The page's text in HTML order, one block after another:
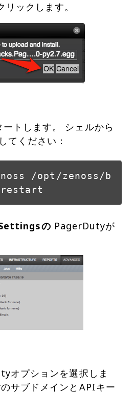
トします。 シェルから
てください：
/opt/zenoss/b
の PagerDutyが
オプションを選択しま
サブドメインとAPIキー